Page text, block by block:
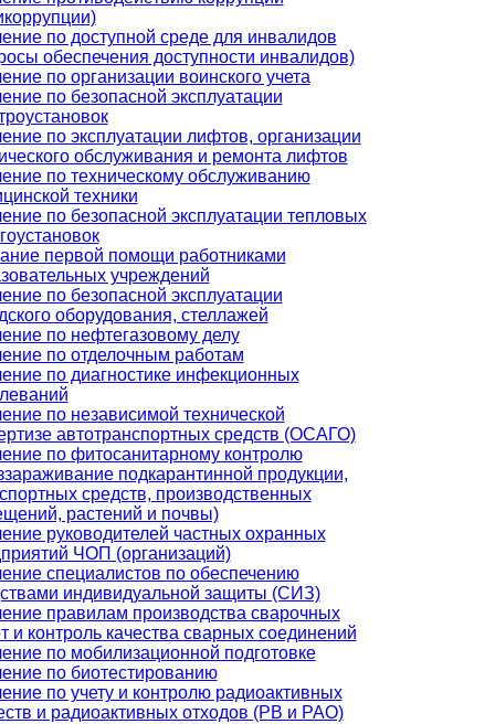
по доступной среде для инвалидов
обеспечения доступности инвалидов)
по организации воинского учета
по безопасной эксплуатации
по эксплуатации лифтов, организации
обслуживания и ремонта лифтов
по техническому обслуживанию
техники
по безопасной эксплуатации тепловых
первой помощи работниками
учреждений
по безопасной эксплуатации
оборудования, стеллажей
по нефтегазовому делу
по отделочным работам
по диагностике инфекционных
по независимой технической
автотранспортных средств (ОСАГО)
по фитосанитарному контролю
подкарантинной продукции,
средств, производственных
растений и почвы)
руководителей частных охранных
ЧОП (организаций)
специалистов по обеспечению
индивидуальной защиты (СИЗ)
правилам производства сварочных
и контроль качества сварных соединений
по мобилизационной подготовке
по биотестированию
по учету и контролю радиоактивных
и радиоактивных отходов (РВ и РАО)